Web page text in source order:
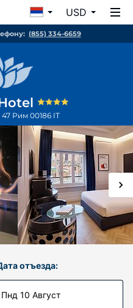
USD
(855) 334-6659
47 Рим 00186 IT
отъезда:
Пнд 10 Август